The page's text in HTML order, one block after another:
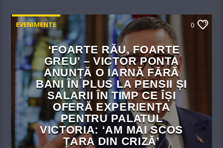
EVENIMENTE 0
‘FOARTE RĂU, FOARTE
GREU’ – VICTOR PONTA
ANUNȚĂ O IARNĂ FĂRĂ
BANI ÎN PLUS LA PENSII ȘI
SALARII ÎN TIMP CE ÎȘI
OFERĂ EXPERIENȚA
PENTRU PALATUL
VICTORIA: ‘AM MAI SCOS
ȚARA DIN CRIZĂ’